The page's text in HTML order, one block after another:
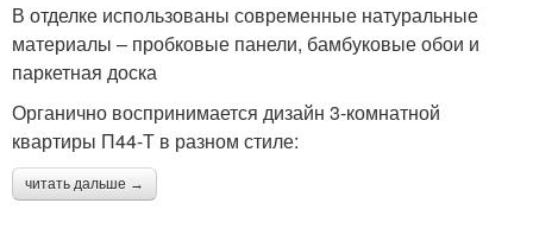
В отделке использованы современные натуральные
материалы – пробковые панели, бамбуковые обои и
паркетная доска
Органично воспринимается дизайн 3-комнатной
квартиры П44-Т в разном стиле:
читать дальше →